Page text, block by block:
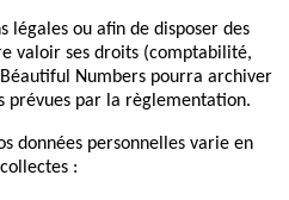
légales ou afin de disposer des
valoir ses droits (comptabilité,
Numbers pourra archiver
prévues par la règlementation.
données personnelles varie en
: